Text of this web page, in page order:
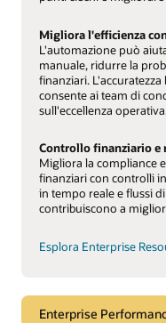
Migliora l'efficienza
L'automazione può
manuale, ridurre la
finanziari.
consente ai team di
sull'eccellenza
Controllo finanziario e
Migliora la compliance
finanziari con controlli
in tempo reale e flussi
contribuiscono a
Esplora Enterprise
Enterprise